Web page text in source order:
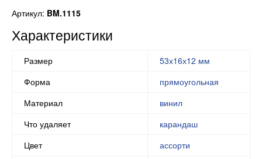
Артикул: BM.1115
Характеристики
Размер
53х16х12 мм
Форма
прямоугольная
Материал
винил
Что удаляет
карандаш
Цвет
ассорти